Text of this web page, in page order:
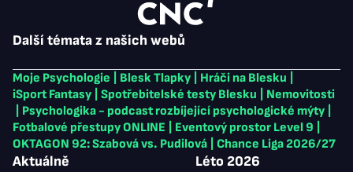
Další témata z našich webů
Moje Psychologie Blesk Tlapky Hráči na Blesku
iSport Fantasy
Spotřebitelské testy Blesku
Nemovitosti
Psychologika - podcast rozbíjející psychologické mýty
Fotbalové přestupy ONLINE
Eventový prostor Level 9
OKTAGON 92: Szabová vs. Pudilová
Chance Liga 2026/27
Aktuálně Léto 2026